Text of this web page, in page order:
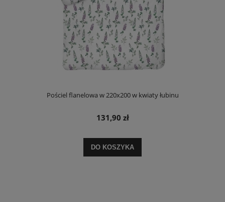
Pościel flanelowa w 220x200 w kwiaty łubinu
131,90 zł
DO KOSZYKA